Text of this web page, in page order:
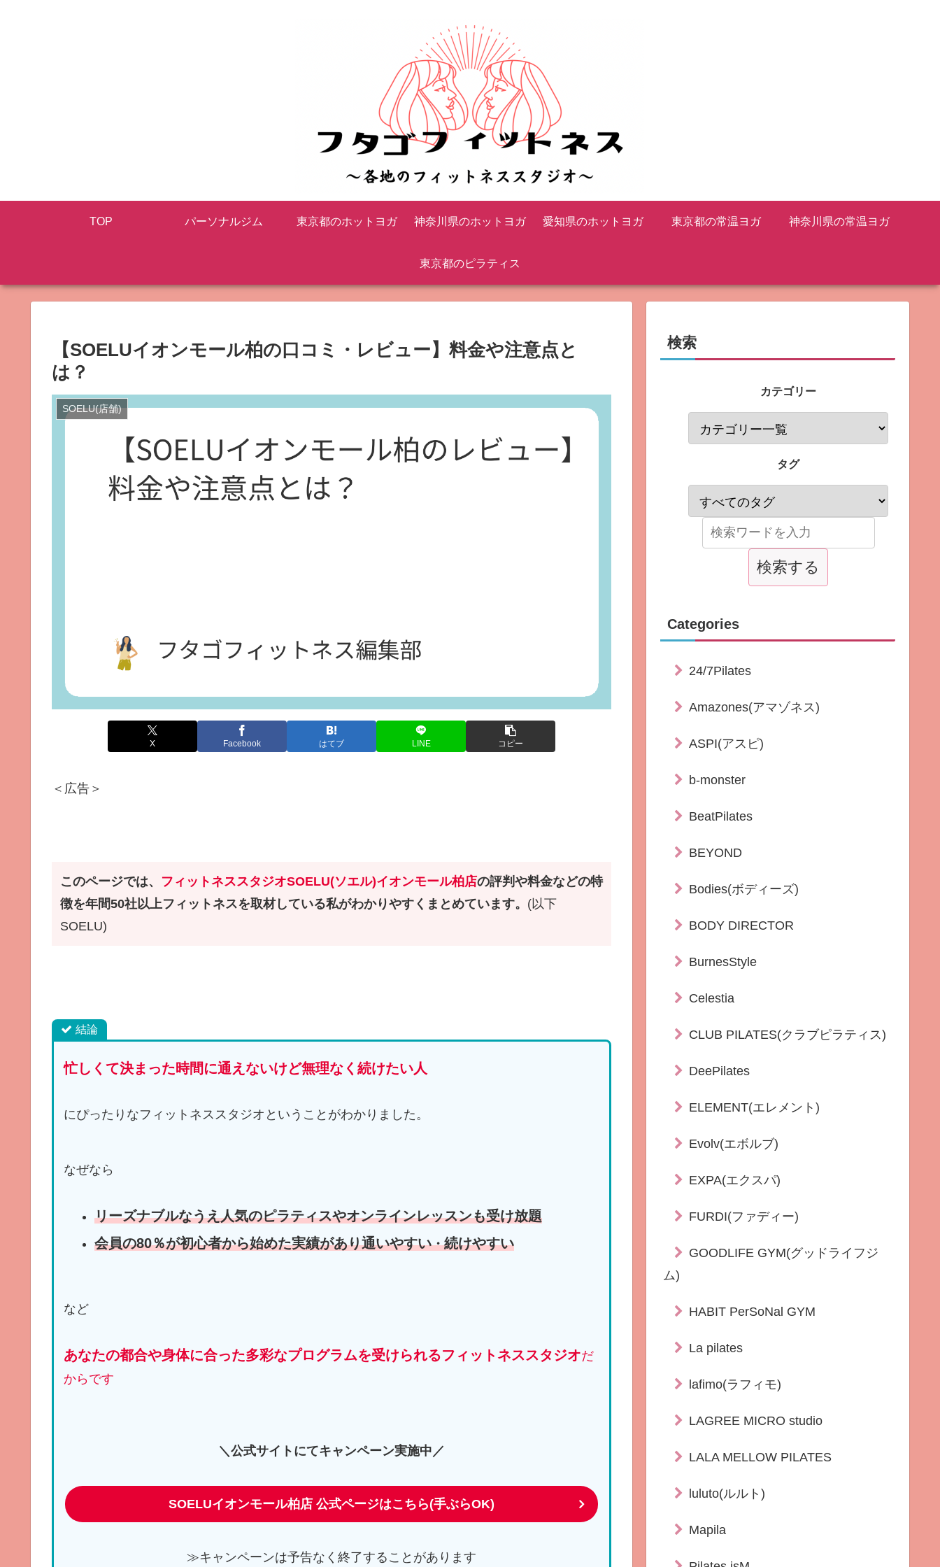
TOP パーソナルジム 東京都のホットヨガ 神奈川県のホットヨガ 愛知県のホットヨガ 東京都の常温ヨガ 神奈川県の常温ヨガ
東京都のピラティス
【SOELUイオンモール柏の口コミ・レビュー】料金や注意点と
は？
SOELU(店舗)
X Facebook はてブ LINE コピー
＜広告＞
このページでは、 フィットネススタジオSOELU(ソエル)イオンモール柏店の評判や料金などの特
徴を年間50社以上フィットネスを取材している私がわかりやすくまとめています。 (以下
SOELU)
結論
忙しくて決まった時間に通えないけど無理なく続けたい人
にぴったりなフィットネススタジオということがわかりました。
なぜなら
リーズナブルなうえ人気のピラティスやオンラインレッスンも受け放題
会員の80％が初心者から始めた実績があり通いやすい・続けやすい
など
あなたの都合や身体に合った多彩なプログラムを受けられるフィットネススタジオだ
からです
＼公式サイトにてキャンペーン実施中／
SOELUイオンモール柏店 公式ページはこちら(手ぶらOK)
≫キャンペーンは予告なく終了することがあります
検索
カテゴリー
タグ
Categories
24/7Pilates
Amazones(アマゾネス)
ASPI(アスピ)
b-monster
BeatPilates
BEYOND
Bodies(ボディーズ)
BODY DIRECTOR
BurnesStyle
Celestia
CLUB PILATES(クラブピラティス)
DeePilates
ELEMENT(エレメント)
Evolv(エボルブ)
EXPA(エクスパ)
FURDI(ファディー)
GOODLIFE GYM(グッドライフジ
ム)
HABIT PerSoNal GYM
La pilates
lafimo(ラフィモ)
LAGREE MICRO studio
LALA MELLOW PILATES
luluto(ルルト)
Mapila